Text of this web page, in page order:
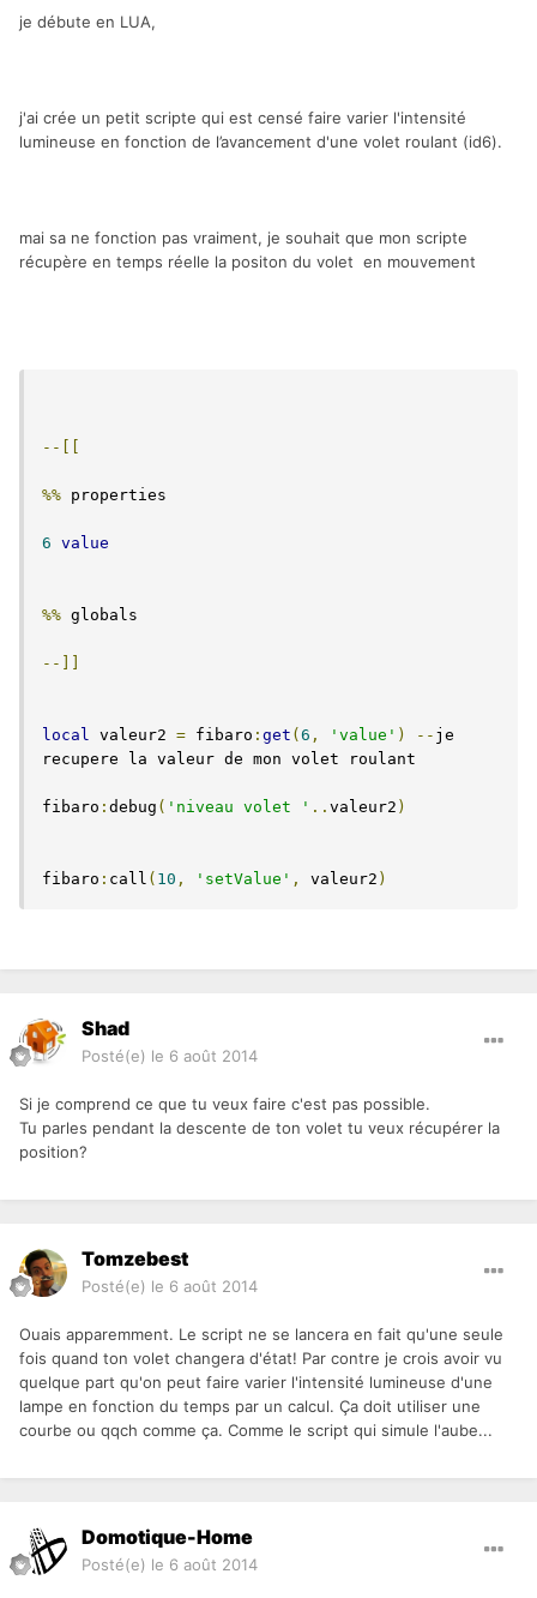
je débute en LUA,
j'ai crée un petit scripte qui est censé faire varier l'intensité
lumineuse en fonction de l’avancement d'une volet roulant (id6).
mai sa ne fonction pas vraiment, je souhait que mon scripte
récupère en temps réelle la positon du volet en mouvement
--[[
%% properties
6 value
%% globals
--]]
local valeur2 = fibaro : get ( 6 , 'value' ) -- je
recupere la valeur de mon volet roulant
fibaro : debug ( 'niveau volet ' .. valeur2 )
fibaro : call ( 10 , 'setValue' , valeur2 )
Shad
Posté(e) le 6 août 2014
Si je comprend ce que tu veux faire c'est pas possible.
Tu parles pendant la descente de ton volet tu veux récupérer la
position?
Tomzebest
Posté(e) le 6 août 2014
Ouais apparemment. Le script ne se lancera en fait qu'une seule
fois quand ton volet changera d'état! Par contre je crois avoir vu
quelque part qu'on peut faire varier l'intensité lumineuse d'une
lampe en fonction du temps par un calcul. Ça doit utiliser une
courbe ou qqch comme ça. Comme le script qui simule l'aube...
Domotique-Home
Posté(e) le 6 août 2014